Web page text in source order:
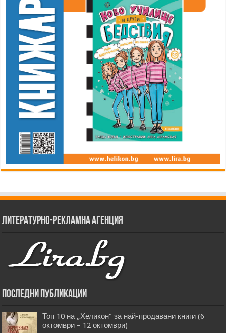
Литературно-рекламна агенция
Последни публикации
Топ 10 на „Хеликон” за най-продавани книги (6
октомври – 12 октомври)